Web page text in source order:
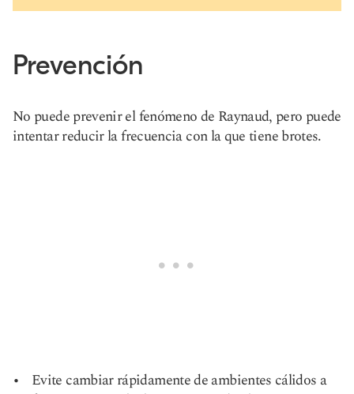
Prevención
No puede prevenir el fenómeno de Raynaud, pero puede
intentar reducir la frecuencia con la que tiene brotes.
Evite cambiar rápidamente de ambientes cálidos a